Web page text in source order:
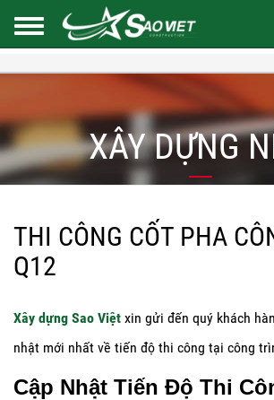
XÂY DỰNG
THI CÔNG CỐT PHA
Q12
Xây dựng Sao Việt xin gửi đến quý khách
nhật mới nhất về tiến độ thi công tại công
Cập Nhật Tiến Độ Thi